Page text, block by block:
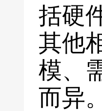
括硬
其他
模、
而异